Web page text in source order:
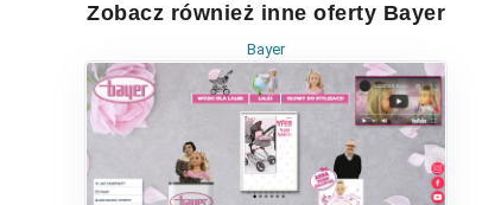
Zobacz również inne oferty Bayer
Bayer